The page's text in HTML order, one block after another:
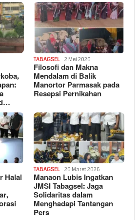
TABAGSEL 2 Mei 2026
Filosofi dan Makna
Mendalam di Balik
Manortor Parmasak pada
Resepsi Pernikahan
Halal
TABAGSEL 26 Maret 2026
Manaon Lubis Ingatkan
JMSI Tabagsel: Jaga
Solidaritas dalam
Menghadapi Tantangan
Pers